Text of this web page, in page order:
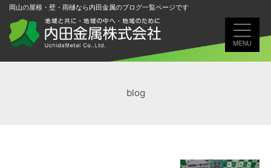
岡山の屋根・壁・雨樋なら内田金属のブログ一覧ページです
blog